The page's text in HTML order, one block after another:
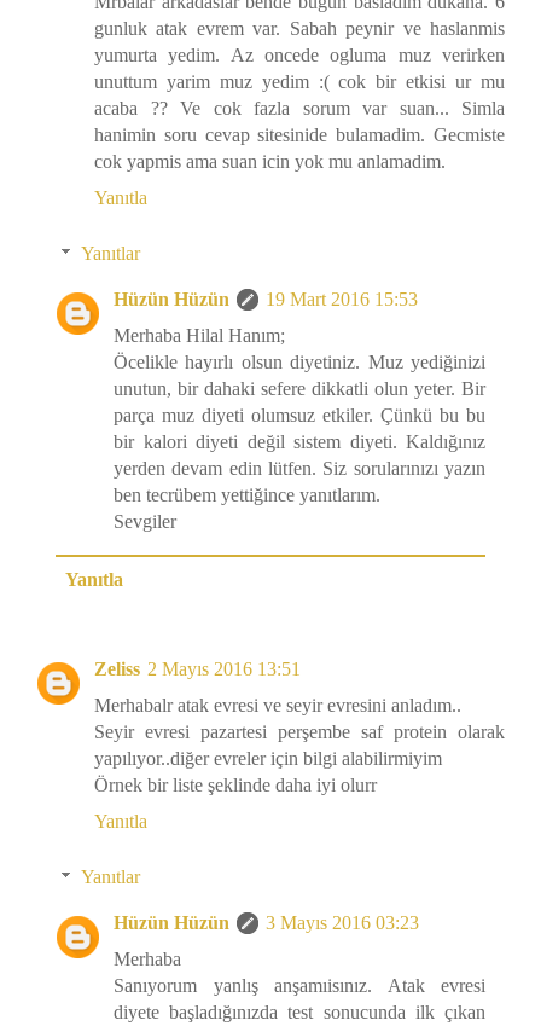
gunluk atak evrem var. Sabah peynir ve haslanmis
yumurta yedim. Az oncede ogluma muz verirken
unuttum yarim muz yedim :( cok bir etkisi ur mu
acaba ?? Ve cok fazla sorum var suan... Simla
hanimin soru cevap sitesinide bulamadim. Gecmiste
cok yapmis ama suan icin yok mu anlamadim.
Yanıtla
Yanıtlar
Hüzün Hüzün
19 Mart 2016 15:53
Merhaba Hilal Hanım;
Öcelikle hayırlı olsun diyetiniz. Muz yediğinizi
unutun, bir dahaki sefere dikkatli olun yeter. Bir
parça muz diyeti olumsuz etkiler. Çünkü bu bu
bir kalori diyeti değil sistem diyeti. Kaldığınız
yerden devam edin lütfen. Siz sorularınızı yazın
ben tecrübem yettiğince yanıtlarım.
Sevgiler
Yanıtla
Zeliss 2 Mayıs 2016 13:51
Merhabalr atak evresi ve seyir evresini anladım..
Seyir evresi pazartesi perşembe saf protein olarak
yapılıyor..diğer evreler için bilgi alabilirmiyim
Örnek bir liste şeklinde daha iyi olurr
Yanıtla
Yanıtlar
Hüzün Hüzün
3 Mayıs 2016 03:23
Merhaba
Sanıyorum yanlış anşamıisınız. Atak evresi
diyete başladığınızda test sonucunda ilk çıkan